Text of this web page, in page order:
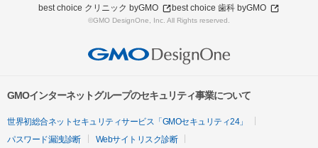
best choice クリニック byGMO
best choice 歯科 byGMO
©GMO DesignOne, Inc. All Rights reserved.
GMOインターネットグループのセキュリティ事業について
世界初総合ネットセキュリティサービス「GMOセキュリティ24」
パスワード漏洩診断
Webサイトリスク診断